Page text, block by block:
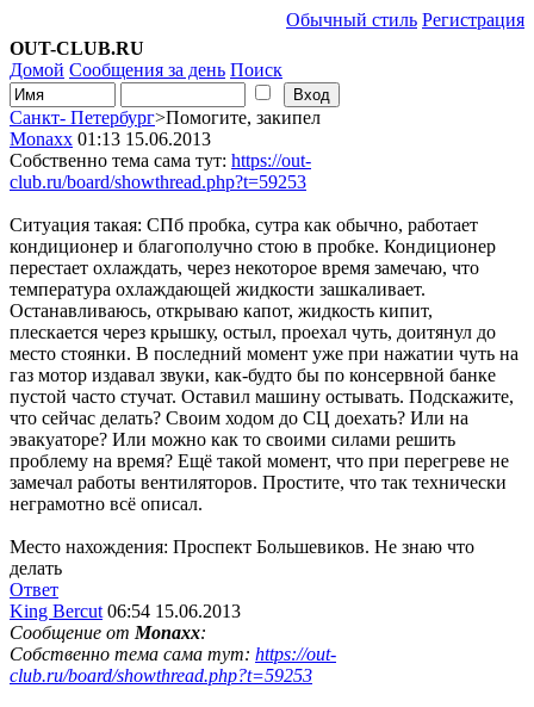
Обычный стиль Регистрация
OUT-CLUB.RU
Домой Сообщения за день Поиск
Санкт- Петербург>Помогите, закипел
Monaxx 01:13 15.06.2013
Собственно тема сама тут: https://out-
club.ru/board/showthread.php?t=59253
Ситуация такая: СПб пробка, сутра как обычно, работает
кондиционер и благополучно стою в пробке. Кондиционер
перестает охлаждать, через некоторое время замечаю, что
температура охлаждающей жидкости зашкаливает.
Останавливаюсь, открываю капот, жидкость кипит,
плескается через крышку, остыл, проехал чуть, доитянул до
место стоянки. В последний момент уже при нажатии чуть на
газ мотор издавал звуки, как-будто бы по консервной банке
пустой часто стучат. Оставил машину остывать. Подскажите,
что сейчас делать? Своим ходом до СЦ доехать? Или на
эвакуаторе? Или можно как то своими силами решить
проблему на время? Ещё такой момент, что при перегреве не
замечал работы вентиляторов. Простите, что так технически
неграмотно всё описал.
Место нахождения: Проспект Большевиков. Не знаю что
делать
Ответ
King Bercut 06:54 15.06.2013
Сообщение от Monaxx:
Собственно тема сама тут: https://out-
club.ru/board/showthread.php?t=59253